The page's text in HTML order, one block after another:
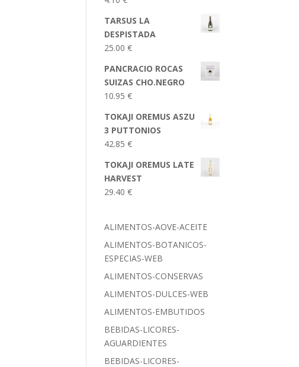
TARSUS LA
DESPISTADA
25.00€
PANCRACIO ROCAS
SUIZAS CHO.NEGRO
10.95€
TOKAJI OREMUS ASZU
3 PUTTONIOS
42.85€
TOKAJI OREMUS LATE
HARVEST
29.40€
ALIMENTOS-AOVE-ACEITE
ALIMENTOS-BOTANICOS-
ESPECIAS-WEB
ALIMENTOS-CONSERVAS
ALIMENTOS-DULCES-WEB
ALIMENTOS-EMBUTIDOS
BEBIDAS-LICORES-
AGUARDIENTES
BEBIDAS-LICORES-